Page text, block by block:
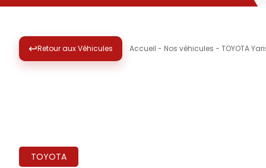
↩Retour aux Véhicules Accueil - Nos véhicules - TOYOTA
TOYOTA